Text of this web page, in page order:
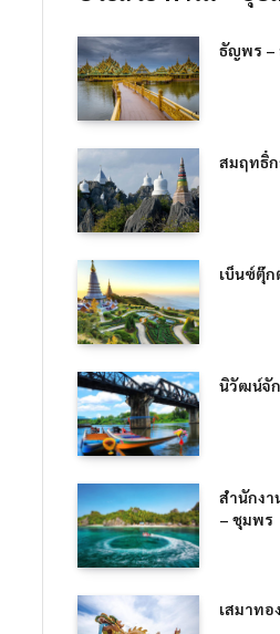
ธั
สำนักง
– ชุมพร